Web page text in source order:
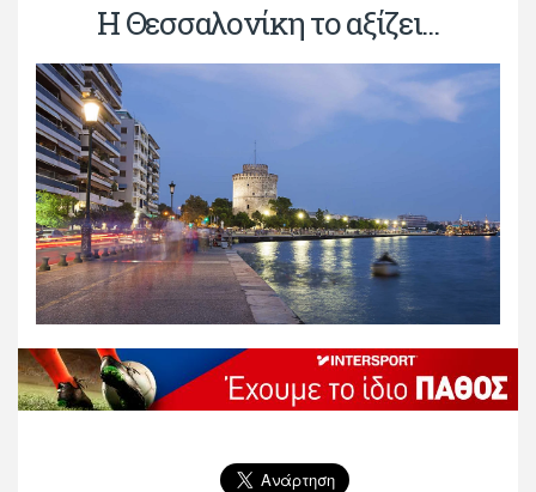
Η Θεσσαλονίκη το αξίζει...